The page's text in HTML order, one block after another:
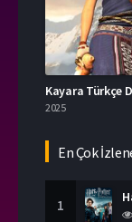
Kayara Türkçe
2025
En Çok
1